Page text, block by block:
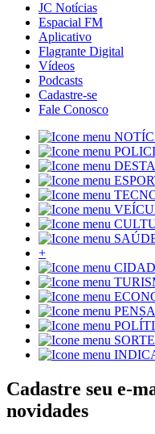
JC Notícias
Espacial FM
Aplicativo
Flagrante Digital
Vídeos
Podcasts
Cadastre-se
Fale Conosco
+
Cadastre seu e-
novidades